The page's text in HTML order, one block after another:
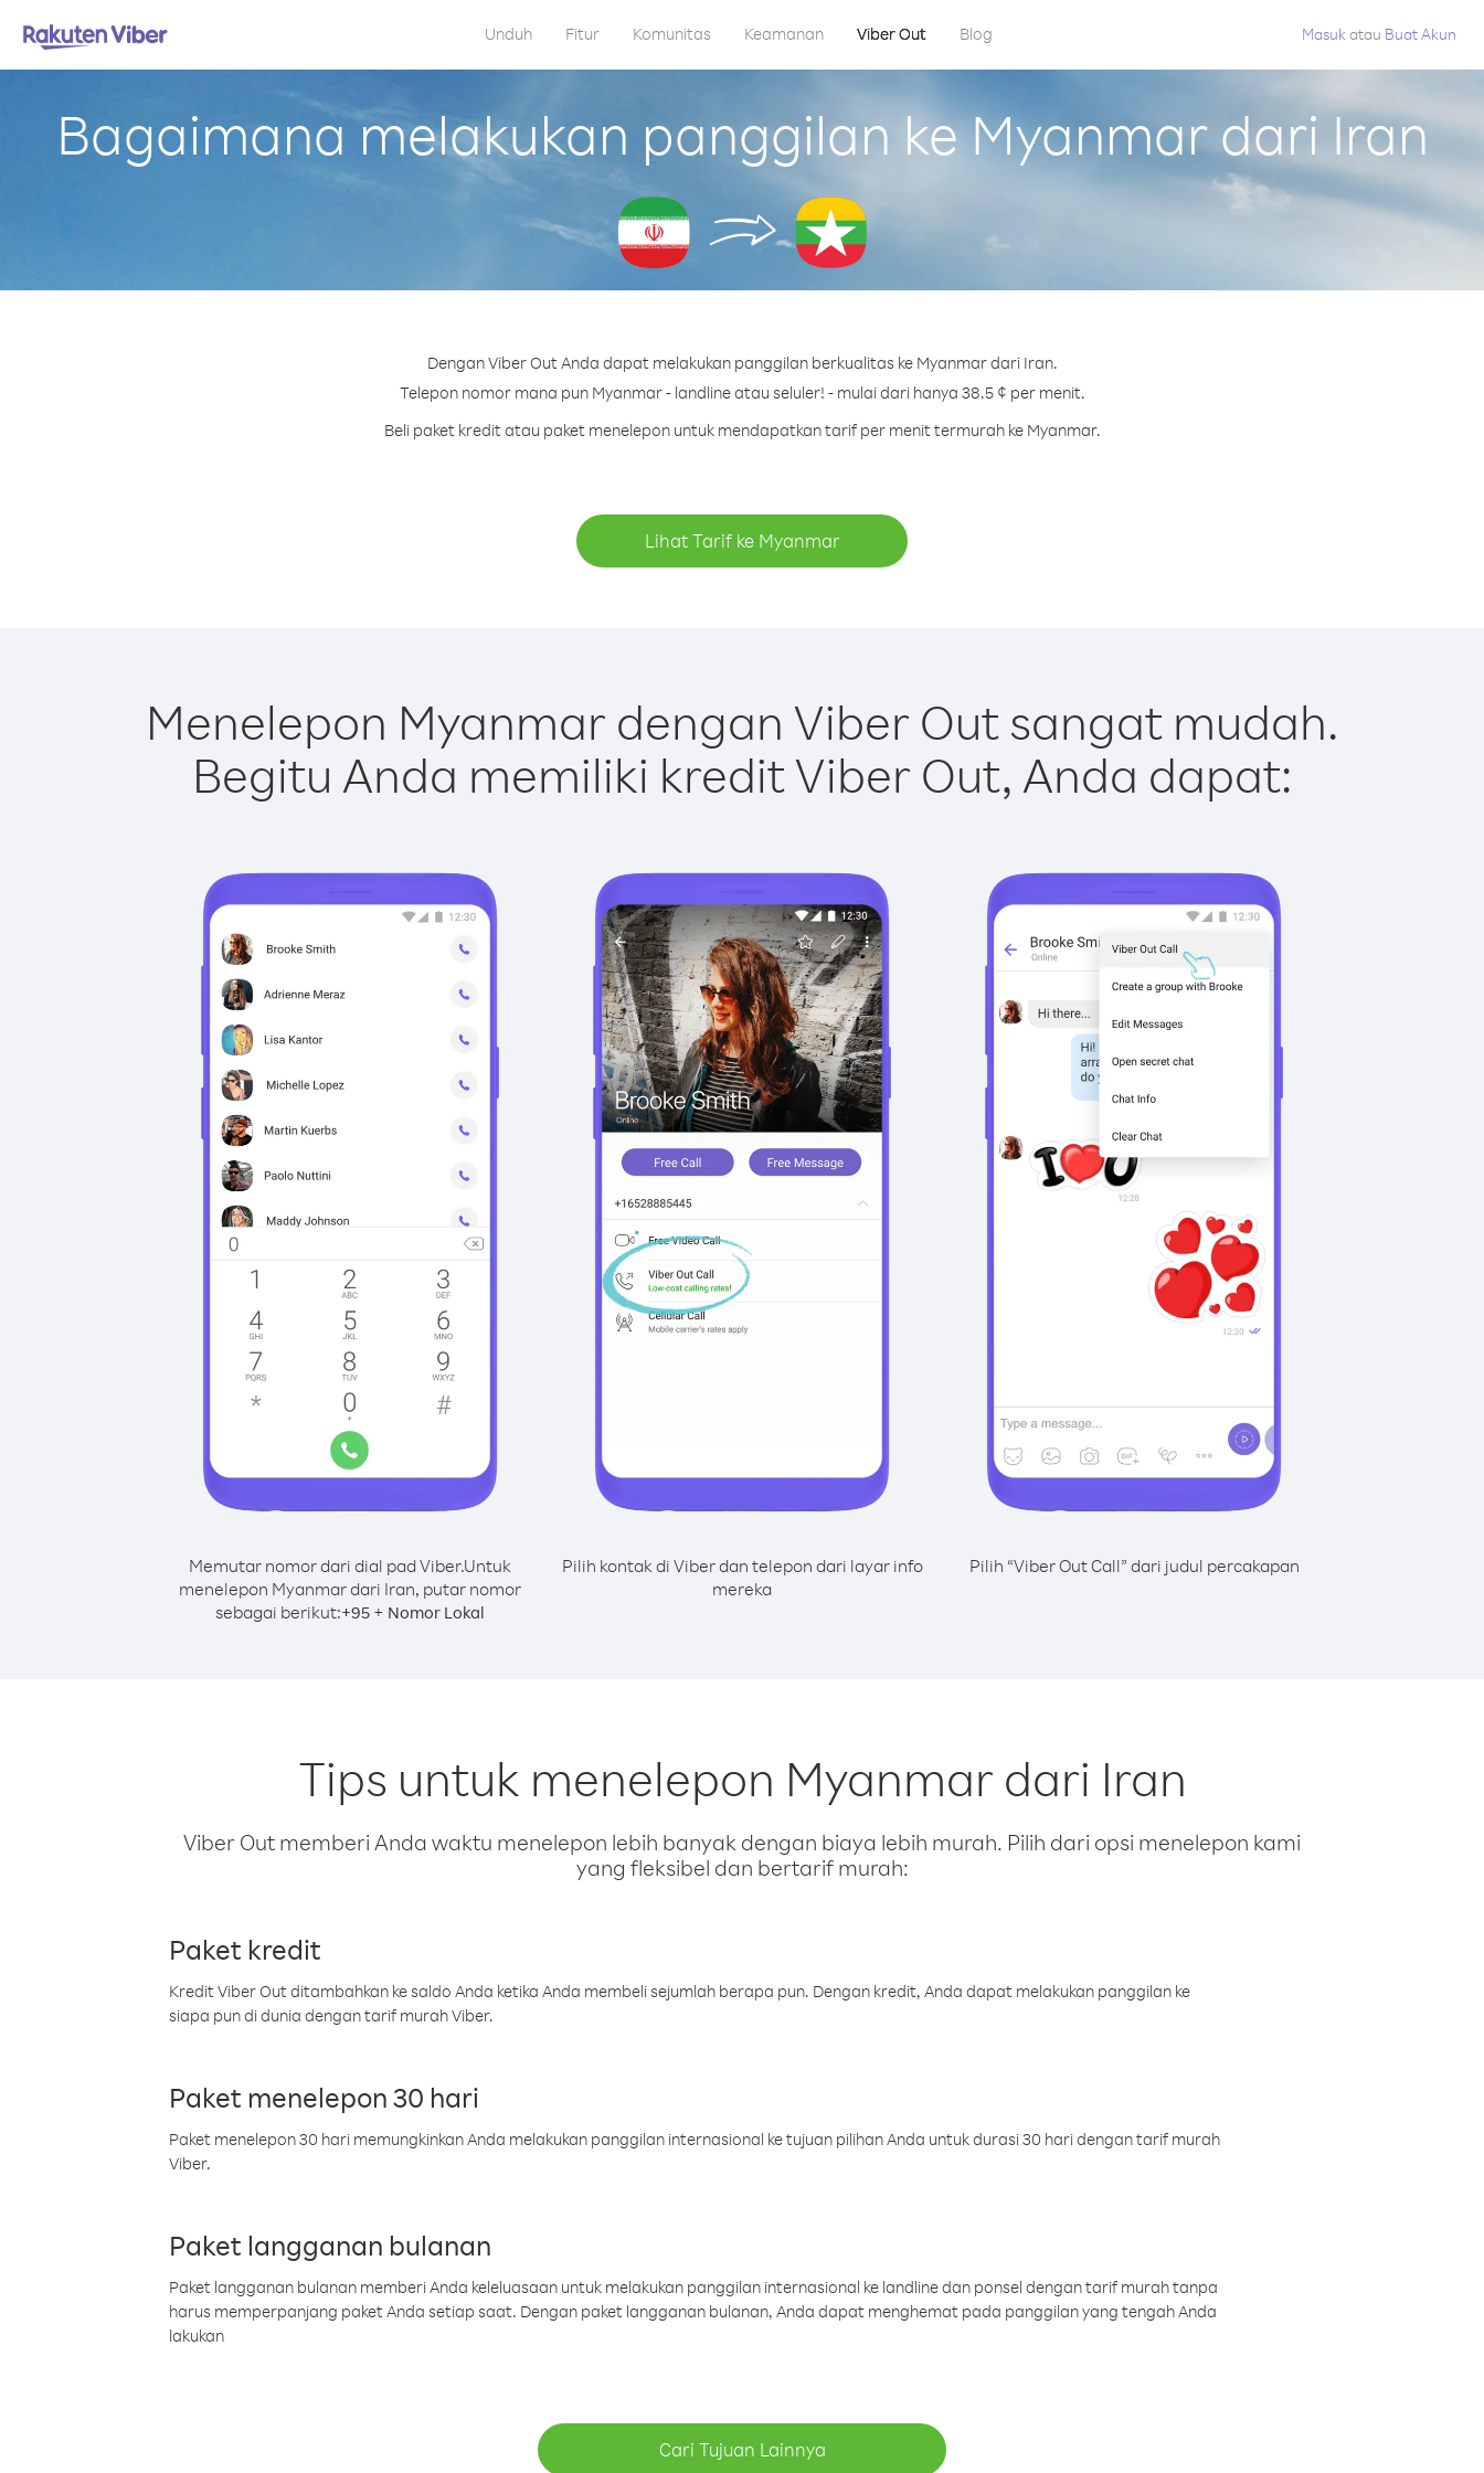
Unduh Fitur Komunitas Keamanan Viber Out Blog Masuk atau Buat Akun
Bagaimana melakukan panggilan ke Myanmar dari Iran
Dengan Viber Out Anda dapat melakukan panggilan berkualitas ke Myanmar dari Iran.
Telepon nomor mana pun Myanmar - landline atau seluler! - mulai dari hanya 38.5 ¢ per menit.
Beli paket kredit atau paket menelepon untuk mendapatkan tarif per menit termurah ke Myanmar.
Lihat Tarif ke Myanmar
Menelepon Myanmar dengan Viber Out sangat mudah.
Begitu Anda memiliki kredit Viber Out, Anda dapat:
Memutar nomor dari dial pad Viber.Untuk
menelepon Myanmar dari Iran, putar nomor
sebagai berikut:+95 + Nomor Lokal
Pilih kontak di Viber dan telepon dari layar info
mereka
Pilih “Viber Out Call” dari judul percakapan
Tips untuk menelepon Myanmar dari Iran
Viber Out memberi Anda waktu menelepon lebih banyak dengan biaya lebih murah. Pilih dari opsi menelepon kami
yang fleksibel dan bertarif murah:
Paket kredit
Kredit Viber Out ditambahkan ke saldo Anda ketika Anda membeli sejumlah berapa pun. Dengan kredit, Anda dapat melakukan panggilan ke
siapa pun di dunia dengan tarif murah Viber.
Paket menelepon 30 hari
Paket menelepon 30 hari memungkinkan Anda melakukan panggilan internasional ke tujuan pilihan Anda untuk durasi 30 hari dengan tarif murah
Viber.
Paket langganan bulanan
Paket langganan bulanan memberi Anda keleluasaan untuk melakukan panggilan internasional ke landline dan ponsel dengan tarif murah tanpa
harus memperpanjang paket Anda setiap saat. Dengan paket langganan bulanan, Anda dapat menghemat pada panggilan yang tengah Anda
lakukan
Cari Tujuan Lainnya